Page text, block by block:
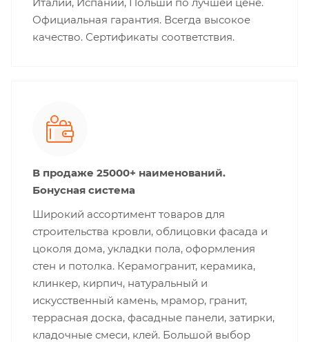
Официальная гарантия. Всегда высокое
качество. Сертификаты соответствия.
В продаже 25000+ наименований.
Бонусная система
Широкий ассортимент товаров для
строительства кровли, облицовки фасада и
цоколя дома, укладки пола, оформления
стен и потолка. Керамогранит, керамика,
клинкер, кирпич, натуральный и
искусственный камень, мрамор, гранит,
террасная доска, фасадные панели, затирки,
кладочные смеси, клей. Большой выбор